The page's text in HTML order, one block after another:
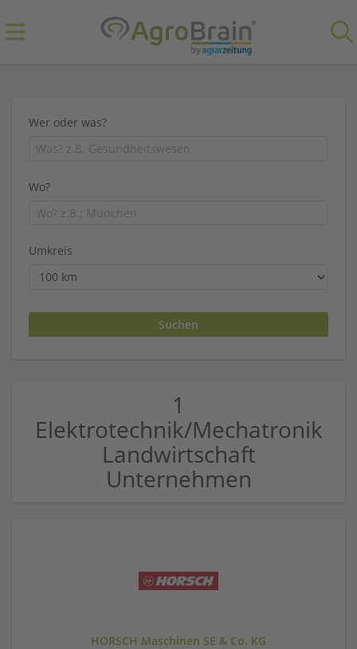
Wer oder was?
Wo?
Umkreis
1
Elektrotechnik/Mechatronik
Landwirtschaft
Unternehmen
HORSCH Maschinen SE & Co. KG